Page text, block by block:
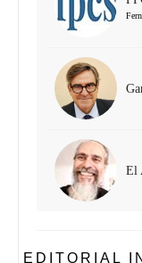
El
EDITORIAL